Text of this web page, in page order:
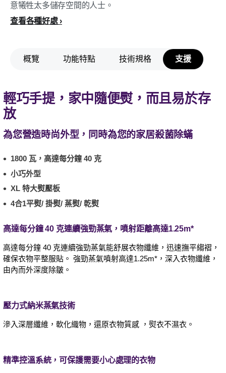
意犧牲太多儲存空間的人士。
查看各種好處
概覽 功能特點 技術規格 支援
輕巧手提，家中隨便熨，而且易於存
放
為您營造時尚外型，同時為您的家居殺菌除蟎
1800 瓦，高達每分鐘 40 克
小巧外型
XL 特大熨壓板
4合1平熨/ 掛熨/ 蒸熨/ 乾熨
高達每分鐘 40 克連續強勁蒸氣，噴射距離高達1.25m*
高達每分鐘 40 克連續強勁蒸氣能舒展衣物纖維，迅速撫平縐褶，
確保衣物平整服貼。 強勁蒸氣噴射高達1.25m*，深入衣物纖維，
由內而外深度除皺。
壓力式納米蒸氣技術
滲入深層纖維，軟化織物，還原衣物質感 ，熨衣不濕衣。
精準控溫系統，可保護需要小心處理的衣物